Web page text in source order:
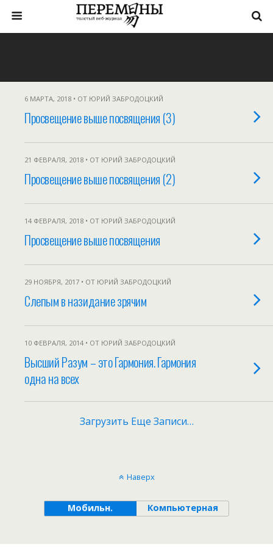
6 МАРТА, 2018 • ОТ ЮРИЙ ЗАБРОДОЦКИЙ
Просвещение выше посвящения (3)
21 ФЕВРАЛЯ, 2018 • ОТ ЮРИЙ ЗАБРОДОЦКИЙ
Просвещение выше посвящения (2)
14 ФЕВРАЛЯ, 2018 • ОТ ЮРИЙ ЗАБРОДОЦКИЙ
Просвещение выше посвящения
29 НОЯБРЯ, 2017 • ОТ ЮРИЙ ЗАБРОДОЦКИЙ
Слепым в назидание зрячим
10 ФЕВРАЛЯ, 2014 • ОТ ЮРИЙ ЗАБРОДОЦКИЙ
Высший Разум – это Гармония. Гармония
одна на всех
Загрузить Еще Записи…
Наверх
Мобильн. Компьютерная